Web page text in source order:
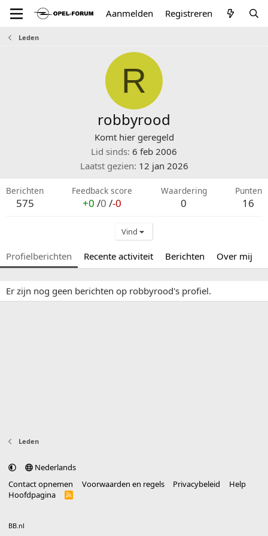
Aanmelden Registreren
Leden
R
robbyrood
Komt hier geregeld
Lid sinds 6 feb 2006
Laatst gezien 12 jan 2026
Berichten
575
Feedback score
+0 /0 /-0
Waardering
0
Punten
16
Vind
Profielberichten Recente activiteit Berichten Over mij
Er zijn nog geen berichten op robbyrood's profiel.
Leden
Nederlands
Contact opnemen
Voorwaarden en regels Privacybeleid
Help
Hoofdpagina
R
BB.nl